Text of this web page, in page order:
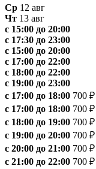
Ср 12 авг
Чт 13 авг
с 15:00 до 20:00
с 17:30 до 23:00
с 15:00 до 20:00
с 17:00 до 22:00
с 18:00 до 22:00
с 19:00 до 23:00
с 17:00 до 18:00 700 ₽
с 17:00 до 18:00 700 ₽
с 18:00 до 19:00 700 ₽
с 19:00 до 20:00 700 ₽
с 20:00 до 21:00 700 ₽
с 21:00 до 22:00 700 ₽